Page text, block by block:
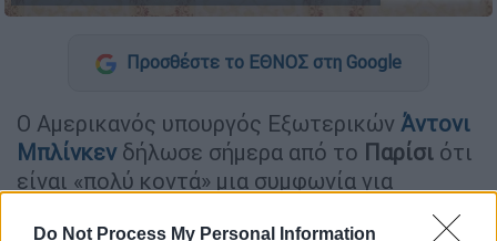
Do Not Process My Personal Information
Προσθέστε το ΕΘΝΟΣ στη Google
Ο Αμερικανός υπουργός Εξωτερικών Άντονι
Μπλίνκεν δήλωσε σήμερα από το Παρίσι ότι
είναι «πολύ κοντά» μια συμφωνία για
εκεχειρία στη Λωρίδα της Γάζας, η οποία